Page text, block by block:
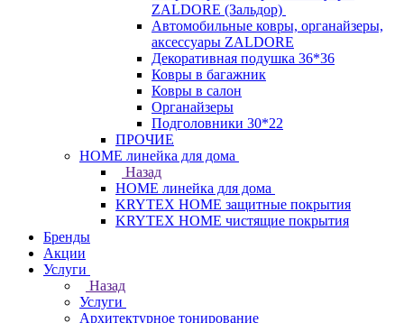
ZALDORE (Зальдор)
Автомобильные ковры, органайзеры,
аксессуары ZALDORE
Декоративная подушка 36*36
Ковры в багажник
Ковры в салон
Органайзеры
Подголовники 30*22
ПРОЧИЕ
HOME линейка для дома
Назад
HOME линейка для дома
KRYTEX HOME защитные покрытия
KRYTEX HOME чистящие покрытия
Бренды
Акции
Услуги
Назад
Услуги
Архитектурное тонирование